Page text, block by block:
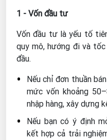
1 - Vốn đầu tư
Vốn đầu tư là yếu tố
quy mô, hướng đi và
đầu.
Nếu chỉ đơn thuần
mức vốn khoảng
nhập hàng, xây dựng
Nếu bạn có ý định
kết hợp cả trải